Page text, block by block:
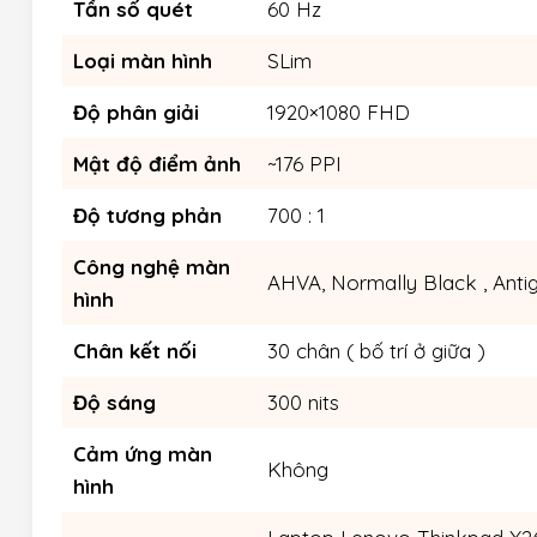
Tần số quét 60 Hz
Loại màn hình SLim
Độ phân giải 1920×1080 FHD
Mật độ điểm ảnh ~176 PPI
Độ tương phản 700 : 1
Công nghệ màn
hình
AHVA, Normally Black ,
Chân kết nối 30 chân ( bố trí ở giữa )
Độ sáng 300 nits
Cảm ứng màn
hình
Không